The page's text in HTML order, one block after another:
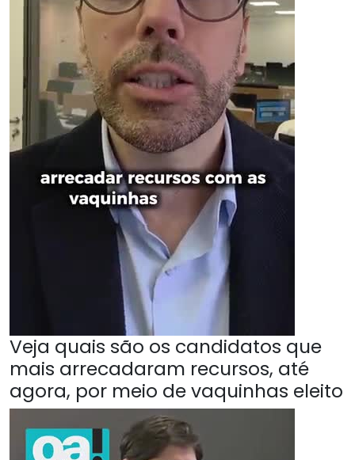
Veja quais são os candidatos que
mais arrecadaram recursos, até
agora, por meio de vaquinhas eleito